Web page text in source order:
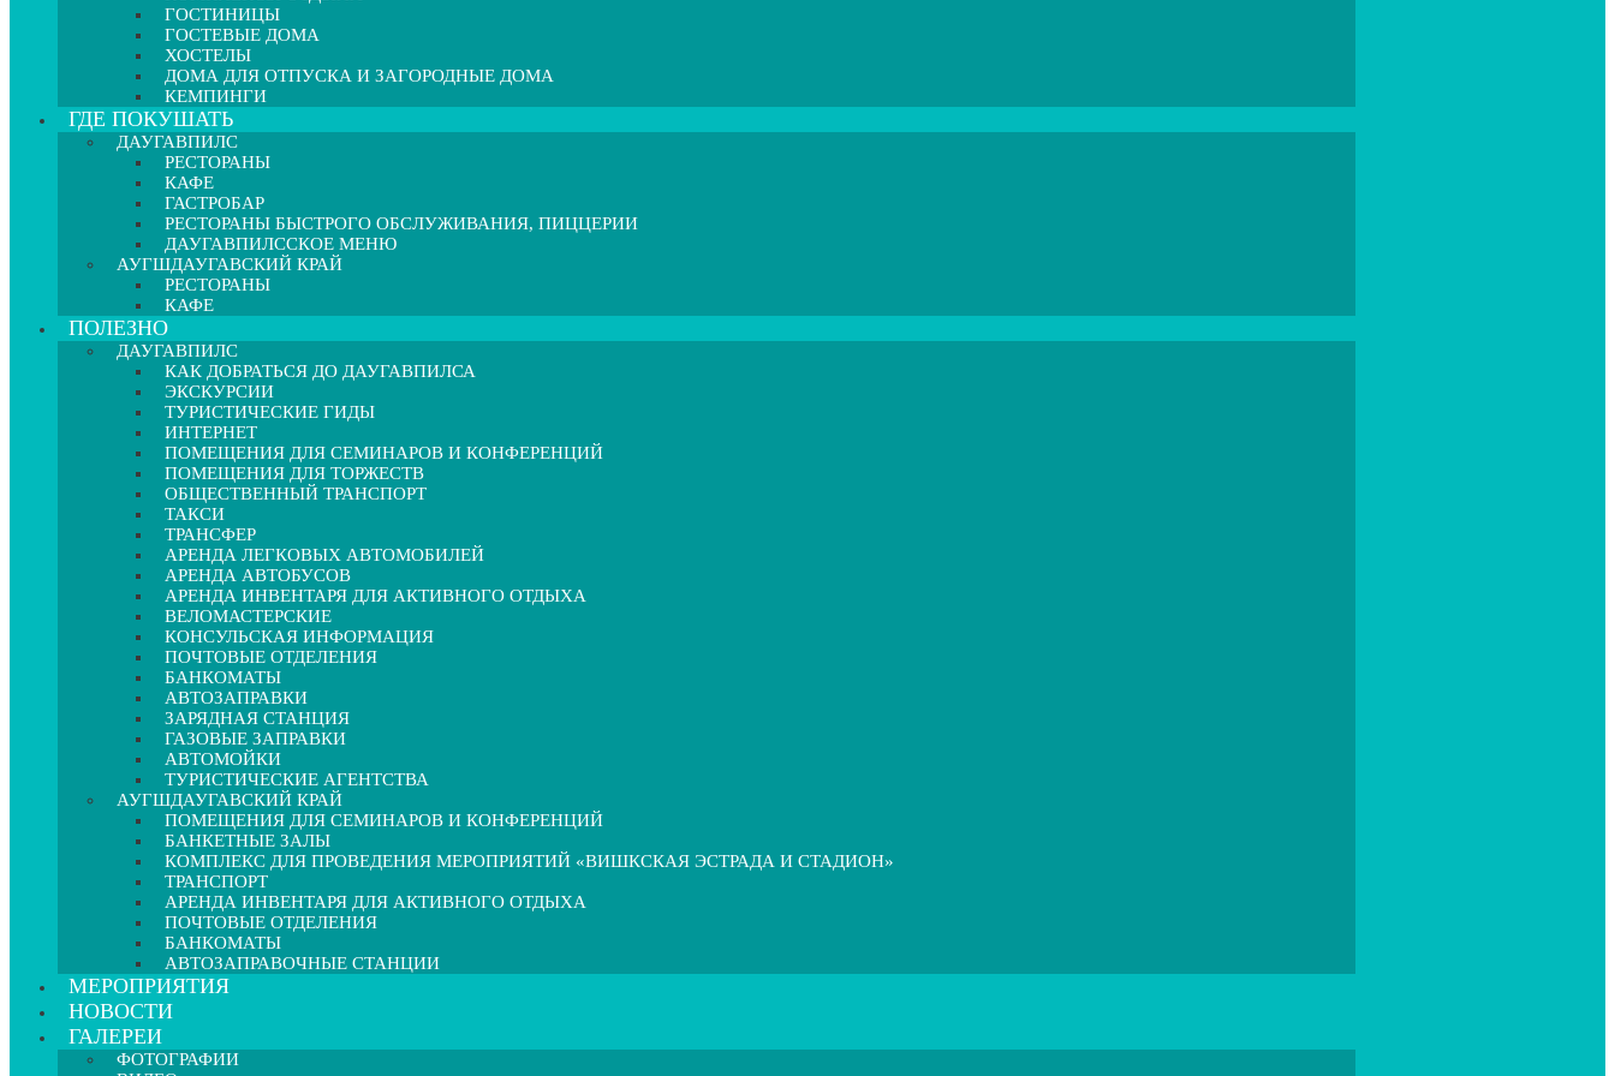
ГОСТИНИЦЫ
ГОСТЕВЫЕ ДОМА
ХОСТЕЛЫ
ДОМА ДЛЯ ОТПУСКА И ЗАГОРОДНЫЕ ДОМА
КЕМПИНГИ
ГДЕ ПОКУШАТЬ
ДАУГАВПИЛС
РЕСТОРАНЫ
КАФЕ
ГАСТРОБАР
РЕСТОРАНЫ БЫСТРОГО ОБСЛУЖИВАНИЯ, ПИЦЦЕРИИ
ДАУГАВПИЛССКОЕ МЕНЮ
АУГШДАУГАВСКИЙ КРАЙ
РЕСТОРАНЫ
КАФЕ
ПОЛЕЗНО
ДАУГАВПИЛС
КАК ДОБРАТЬСЯ ДО ДАУГАВПИЛСА
ЭКСКУРСИИ
ТУРИСТИЧЕСКИЕ ГИДЫ
ИНТЕРНЕТ
ПОМЕЩЕНИЯ ДЛЯ СЕМИНАРОВ И КОНФЕРЕНЦИЙ
ПОМЕЩЕНИЯ ДЛЯ ТОРЖЕСТВ
ОБЩЕСТВЕННЫЙ ТРАНСПОРТ
ТАКСИ
ТРАНСФЕР
АРЕНДА ЛЕГКОВЫХ АВТОМОБИЛЕЙ
АРЕНДА АВТОБУСОВ
АРЕНДА ИНВЕНТАРЯ ДЛЯ АКТИВНОГО ОТДЫХА
ВЕЛОМАСТЕРСКИЕ
КОНСУЛЬСКАЯ ИНФОРМАЦИЯ
ПОЧТОВЫЕ ОТДЕЛЕНИЯ
БАНКОМАТЫ
АВТОЗАПРАВКИ
ЗАРЯДНАЯ СТАНЦИЯ
ГАЗОВЫЕ ЗАПРАВКИ
АВТОМОЙКИ
ТУРИСТИЧЕСКИЕ АГЕНТСТВА
АУГШДАУГАВСКИЙ КРАЙ
ПОМЕЩЕНИЯ ДЛЯ СЕМИНАРОВ И КОНФЕРЕНЦИЙ
БАНКЕТНЫЕ ЗАЛЫ
КОМПЛЕКС ДЛЯ ПРОВЕДЕНИЯ МЕРОПРИЯТИЙ «ВИШКСКАЯ ЭСТРАДА И СТАДИОН»
ТРАНСПОРТ
АРЕНДА ИНВЕНТАРЯ ДЛЯ АКТИВНОГО ОТДЫХА
ПОЧТОВЫЕ ОТДЕЛЕНИЯ
БАНКОМАТЫ
АВТОЗАПРАВОЧНЫЕ СТАНЦИИ
МЕРОПРИЯТИЯ
НОВОСТИ
ГАЛЕРЕИ
ФОТОГРАФИИ